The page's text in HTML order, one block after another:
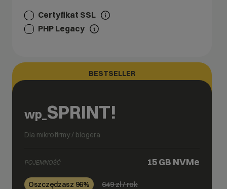
Certyfikat SSL
PHP Legacy
BESTSELLER
wp_ SPRINT!
Dla mikrofirmy / blogera
POJEMNOŚĆ 15 GB NVMe
Oszczędzasz 96% 649zł / rok